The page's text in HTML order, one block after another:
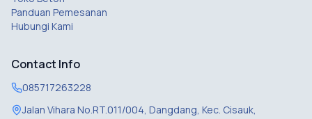
Panduan Pemesanan
Hubungi Kami
Contact Info
085717263228
Jalan Vihara No.RT.011/004, Dangdang, Kec. Cisauk,